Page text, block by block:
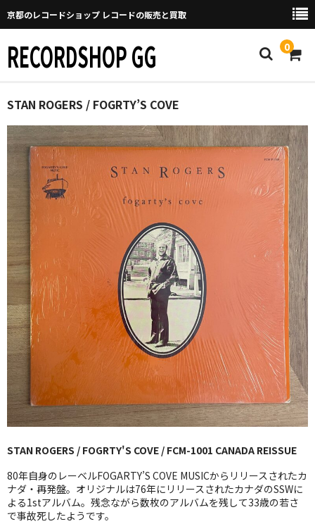
京都のレコードショップ レコードの販売と買取
RECORDSHOP GG 0
Home
マイページ
GGについて
買取について
取り置きなどについて
Categories
New Arrivals
新譜
GG RECORD （当店のレーベル）
JAZZ-US
BLUE NOTE
JAZZ-EU
JAZZ-JP
JAZZ-VOCAL
STAN ROGERS / FOGRTY’S COVE
STAN ROGERS / FOGRTY'S COVE / FCM-1001 CANADA REISSUE
80年自身のレーベルFOGARTY’S COVE MUSICからリリースされたカ
ナダ・再発盤。オリジナルは76年にリリースされたカナダのSSWに
よる1stアルバム。残念ながら数枚のアルバムを残して33歳の若さ
で事故死したようです。